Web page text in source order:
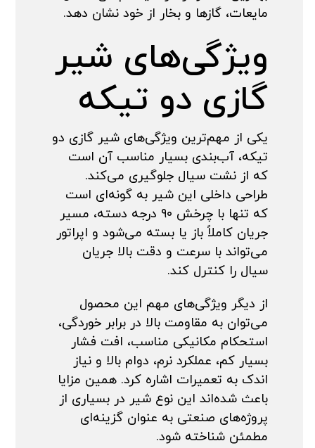
مایعات، گازها و بخار از خود نشان دهد.
ویژگی‌های شیر
گازی دو تیکه
یکی از مهم‌ترین ویژگی‌های شیر گازی دو
تیکه، آب‌بندی بسیار مناسب آن است
که از نشت سیال جلوگیری می‌کند.
طراحی داخلی این شیر به گونه‌ای است
که تنها با چرخش ۹۰ درجه دسته، مسیر
جریان کاملاً باز یا بسته می‌شود و اپراتور
می‌تواند با سرعت و دقت بالا جریان
سیال را کنترل کند.
از دیگر ویژگی‌های مهم این محصول
می‌توان به مقاومت بالا در برابر خوردگی،
استحکام مکانیکی مناسب، افت فشار
بسیار کم، عملکرد نرم، دوام بالا و نیاز
اندک به تعمیرات اشاره کرد. همین مزایا
باعث شده‌اند این نوع شیر در بسیاری از
پروژه‌های صنعتی به عنوان گزینه‌ای
مطمئن شناخته شود.